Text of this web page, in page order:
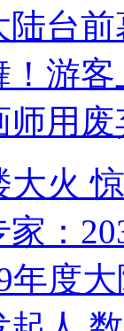
台
游客
用
大火
：
年度